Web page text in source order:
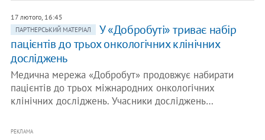
17 лютого, 16:45
ПАРТНЕРСЬКИЙ МАТЕРІАЛ
У «Добробуті» триває набір
пацієнтів до трьох онкологічних клінічних
досліджень
Медична мережа «Добробут» продовжує набирати
пацієнтів до трьох міжнародних онкологічних
клінічних досліджень. Учасники досліджень…
РЕКЛАМА